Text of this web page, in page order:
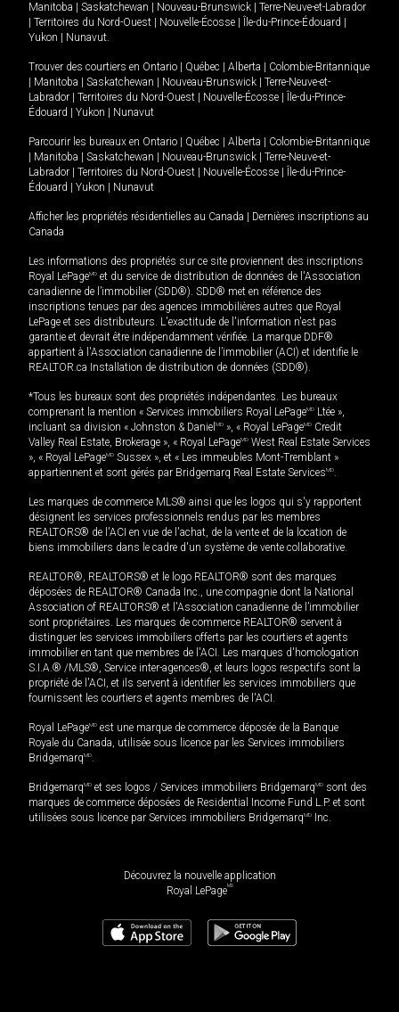
Manitoba
Saskatchewan Nouveau-Brunswick
Terre-Neuve-et-Labrador
Territoires du Nord-Ouest Nouvelle-Écosse Île-du-Prince-Édouard
Yukon
Nunavut.
Trouver des courtiers en Ontario Québec Alberta
Colombie-Britannique
Manitoba Saskatchewan Nouveau-Brunswick
Terre-Neuve-et-
Labrador
Territoires du Nord-Ouest Nouvelle-Écosse
Île-du-Prince-
Édouard
Yukon Nunavut
Parcourir les bureaux en Ontario Québec Alberta
Colombie-Britannique
Manitoba Saskatchewan Nouveau-Brunswick
Terre-Neuve-et-
Labrador
Territoires du Nord-Ouest Nouvelle-Écosse
Île-du-Prince-
Édouard
Yukon Nunavut
Afficher les propriétés résidentielles au Canada
Dernières inscriptions au
Canada
Les informations des propriétés sur ce site proviennent des inscriptions
Royal LePageMD et du service de distribution de données de l'Association
canadienne de l’immobilier (SDD®). SDD® met en référence des
inscriptions tenues par des agences immobilières autres que Royal
LePage et ses distributeurs. L'exactitude de l'information n'est pas
garantie et devrait être indépendamment vérifiée. La marque DDF®
appartient à l'Association canadienne de l’immobilier (ACI) et identifie le
REALTOR.ca Installation de distribution de données (SDD®).
*Tous les bureaux sont des propriétés indépendantes. Les bureaux
comprenant la mention « Services immobiliers Royal LePageMD Ltée »,
incluant sa division « Johnston & Daniel MD », « Royal LePageMD Credit
Valley Real Estate, Brokerage », « Royal LePageMD West Real Estate Services
», « Royal LePageMD Sussex », et « Les immeubles Mont-Tremblant »
appartiennent et sont gérés par Bridgemarq Real Estate ServicesMD.
Les marques de commerce MLS® ainsi que les logos qui s'y rapportent
désignent les services professionnels rendus par les membres
REALTORS® de l'ACI en vue de l'achat, de la vente et de la location de
biens immobiliers dans le cadre d'un système de vente collaborative.
REALTOR®, REALTORS® et le logo REALTOR® sont des marques
déposées de REALTOR® Canada Inc., une compagnie dont la National
Association of REALTORS® et l'Association canadienne de l’immobilier
sont propriétaires. Les marques de commerce REALTOR® servent à
distinguer les services immobiliers offerts par les courtiers et agents
immobilier en tant que membres de l'ACI. Les marques d'homologation
S.I.A.® /MLS®, Service inter-agences®, et leurs logos respectifs sont la
propriété de l'ACI, et ils servent à identifier les services immobiliers que
fournissent les courtiers et agents membres de l'ACI.
Royal LePageMD est une marque de commerce déposée de la Banque
Royale du Canada, utilisée sous licence par les Services immobiliers
BridgemarqMD.
BridgemarqMD et ses logos / Services immobiliers BridgemarqMD sont des
marques de commerce déposées de Residential Income Fund L.P. et sont
utilisées sous licence par Services immobiliers BridgemarqMD Inc.
Découvrez la nouvelle application
Royal LePageMD